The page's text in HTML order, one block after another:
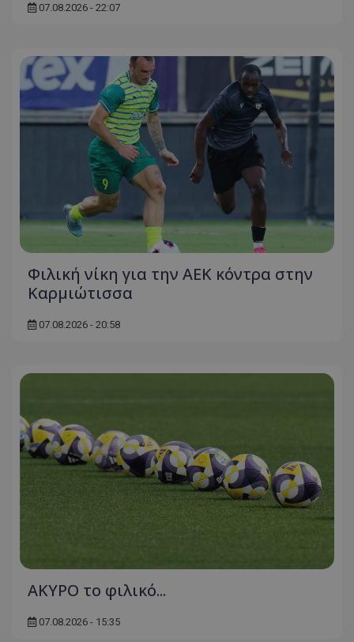
07.08.2026 - 22:07
Φιλική νίκη για την ΑΕΚ κόντρα στην
Καρμιώτισσα
07.08.2026 - 20:58
AKYΡΟ το φιλικό...
07.08.2026 - 15:35